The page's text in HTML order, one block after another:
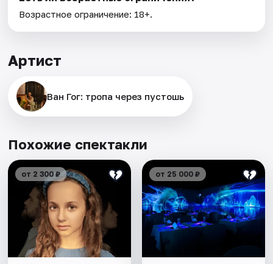
Возрастное ограничение: 18+.
Артист
Ван Гог: тропа через пустошь
Похожие спектакли
от 2 300 ₽ от 25 000 ₽